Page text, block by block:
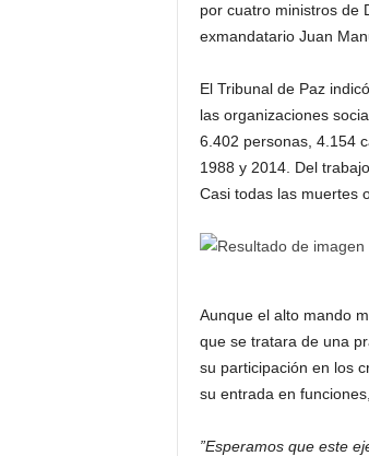
por cuatro ministros de
exmandatario Juan
El Tribunal de Paz
las organizaciones
6.402 personas, 4.154
1988 y 2014. Del
Casi todas las muertes
Aunque el alto mando
que se tratara de una
su participación en los
su entrada en
”Esperamos que este